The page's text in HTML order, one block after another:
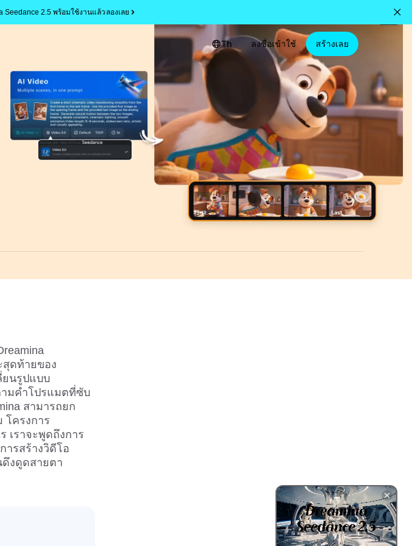
Seedance 2.5 พร้อมใช้งานแล้ว ลองเลย
Th ลงชื่อเข้าใช้ สร้างเลย
สุดท้ายของ
ยนรูปแบบ
ามคำโปรแมตที่ซับ
สามารถยก
โครงการ
เราจะพูดถึงการ
ารสร้างวิดีโอ
งดูดสายตา